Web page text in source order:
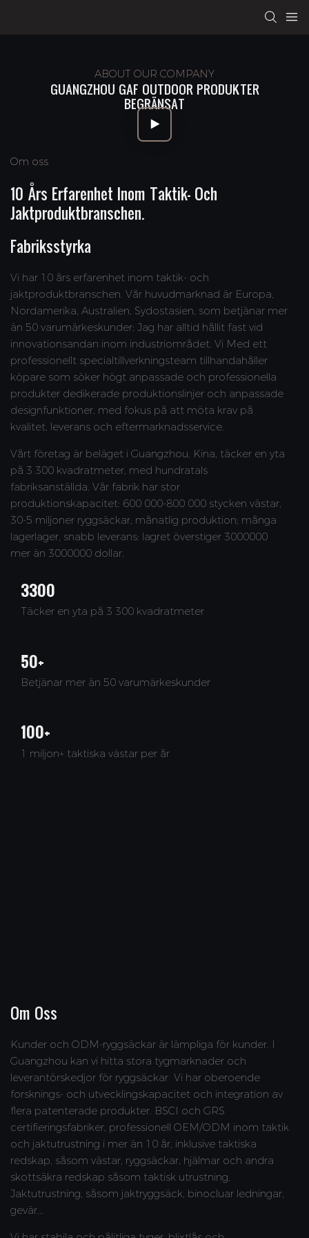
ABOUT OUR COMPANY
GUANGZHOU GAF OUTDOOR PRODUKTER
BEGRÄNSAT
Om oss
10 Års Erfarenhet Inom Taktik- Och
Jaktproduktbranschen.
Fabriksstyrka
Vi har 10 års erfarenhet inom taktik- och
jaktproduktbranschen. Vår huvudmarknad är Europa,
Nordamerika, Australien, Sydostasien, som betjänar mer
än 50 varumärkeskunder; Jag har alltid hållit fast vid
innovationsandan inom industriområdet. Vi Med ett
professionellt specialtillverkningsteam tillhandahåller
köpare som söker högt anpassade och professionella
produkter dedikerade produktionslinjer och anpassade
designfunktioner, med fokus på att möta krav på
kvalitet, leverans och eftermarknadsservice.
Vårt företag är beläget i Guangzhou, Kina, täcker en yta
på 3 300 kvadratmeter, med hundratals
fabriksanställda. Vår fabrik har stor
produktionskapacitet: 600 000-800 000 stycken västar,
30-5 miljoner ryggsäckar, månatlig produktion; många
lagerlager, snabb leverans: lagret överstiger 3000000
mer än 3000000 dollar.
3300
Täcker en yta på 3 300 kvadratmeter
50+
Betjänar mer än 50 varumärkeskunder
100+
1 miljon+ taktiska västar per år
Om Oss
Kunder och ODM-ryggsäckar är lämpliga för kunder. I
Guangzhou kan vi hitta stora tygmarknader och
leverantörskedjor för ryggsäckar Vi har oberoende
forsknings- och utvecklingskapacitet och integration av
flera patenterade produkter. BSCI och GRS
certifieringsfabriker, professionell OEM/ODM inom taktik
och jaktutrustning i mer än 10 år, inklusive taktiska
redskap, såsom västar, ryggsäckar, hjälmar och andra
skottsäkra redskap såsom taktisk utrustning,
Jaktutrustning, såsom jaktryggsäck, binocluar ledningar,
gevär...